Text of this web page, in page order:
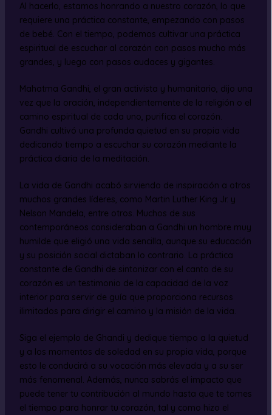
Al hacerlo, estamos honrando a nuestro corazón, lo que
requiere una práctica constante, empezando con pasos
de bebé. Con el tiempo, podemos cultivar una práctica
espiritual de escuchar al corazón con pasos mucho más
grandes, y luego con pasos audaces y gigantes.
Mahatma Gandhi, el gran activista y humanitario, dijo una
vez que la oración, independientemente de la religión o el
camino espiritual de cada uno, purifica el corazón.
Gandhi cultivó una profunda quietud en su propia vida
dedicando tiempo a escuchar su corazón mediante la
práctica diaria de la meditación.
La vida de Gandhi acabó sirviendo de inspiración a otros
muchos grandes líderes, como Martin Luther King Jr. y
Nelson Mandela, entre otros. Muchos de sus
contemporáneos consideraban a Gandhi un hombre muy
humilde que eligió una vida sencilla, aunque su educación
y su posición social dictaban lo contrario. La práctica
constante de Gandhi de sintonizar con el canto de su
corazón es un testimonio de la capacidad de la voz
interior para servir de guía que proporciona recursos
ilimitados para dirigir el camino y la misión de la vida.
Siga el ejemplo de Ghandi y dedique tiempo a la quietud
y a los momentos de soledad en su propia vida, porque
esto le conducirá a su vocación más elevada y a su ser
más fenomenal. Además, nunca sabrás el impacto que
puede tener tu contribución al mundo hasta que te tomes
el tiempo para honrar tu corazón, tal y como hizo el